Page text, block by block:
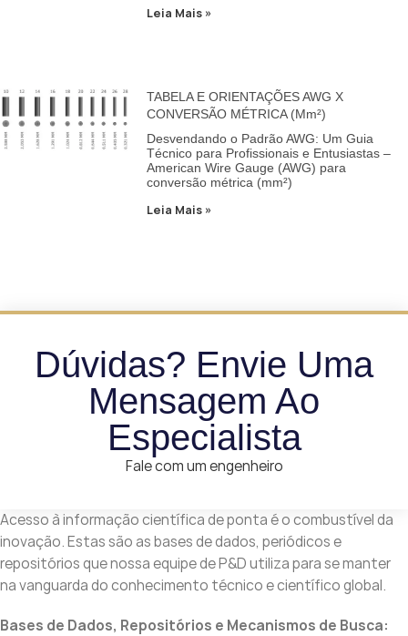
Leia Mais »
TABELA E ORIENTAÇÕES AWG X
CONVERSÃO MÉTRICA (mm²)
Desvendando o Padrão AWG: Um Guia
Técnico para Profissionais e Entusiastas –
American Wire Gauge (AWG) para
conversão métrica (mm²)
Leia Mais »
Dúvidas? Envie Uma
Mensagem Ao
Especialista
Fale com um engenheiro
Acesso à informação científica de ponta é o combustível da
inovação. Estas são as bases de dados, periódicos e
repositórios que nossa equipe de P&D utiliza para se manter
na vanguarda do conhecimento técnico e científico global.
Bases de Dados, Repositórios e Mecanismos de Busca: